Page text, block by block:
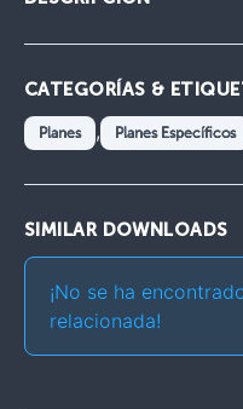
CATEGORÍAS &
Planes , Planes Específicos
SIMILAR DOWNLOADS
¡No se ha
relacionada!